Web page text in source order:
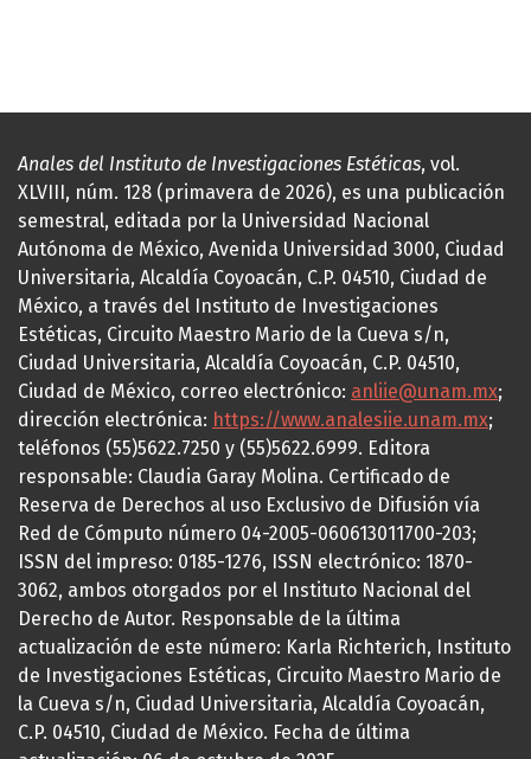
Anales del Instituto de Investigaciones Estéticas, vol.
XLVIII, núm. 128 (primavera de 2026), es una publicación
semestral, editada por la Universidad Nacional
Autónoma de México, Avenida Universidad 3000, Ciudad
Universitaria, Alcaldía Coyoacán, C.P. 04510, Ciudad de
México, a través del Instituto de Investigaciones
Estéticas, Circuito Maestro Mario de la Cueva s/n,
Ciudad Universitaria, Alcaldía Coyoacán, C.P. 04510,
Ciudad de México, correo electrónico: anliie@unam.mx;
dirección electrónica: https://www.analesiie.unam.mx;
teléfonos (55)5622.7250 y (55)5622.6999. Editora
responsable: Claudia Garay Molina. Certificado de
Reserva de Derechos al uso Exclusivo de Difusión vía
Red de Cómputo número 04-2005-060613011700-203;
ISSN del impreso: 0185-1276, ISSN electrónico: 1870-
3062, ambos otorgados por el Instituto Nacional del
Derecho de Autor. Responsable de la última
actualización de este número: Karla Richterich, Instituto
de Investigaciones Estéticas, Circuito Maestro Mario de
la Cueva s/n, Ciudad Universitaria, Alcaldía Coyoacán,
C.P. 04510, Ciudad de México. Fecha de última